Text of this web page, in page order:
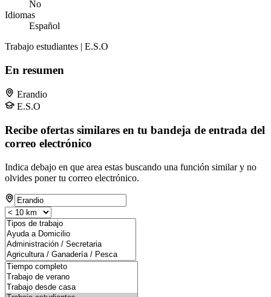
No
Idiomas
Español
Trabajo estudiantes | E.S.O
En resumen
Erandio
E.S.O
Recibe ofertas similares en tu bandeja de entrada del
correo electrónico
Indica debajo en que area estas buscando una función similar y no
olvides poner tu correo electrónico.